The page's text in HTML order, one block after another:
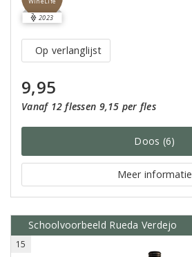
2023
Op verlanglijst
9,95
Vanaf 12 flessen 9,15 per fles
Doos (6)
Meer informatie
Schoolvoorbeeld Rueda Verdejo
15